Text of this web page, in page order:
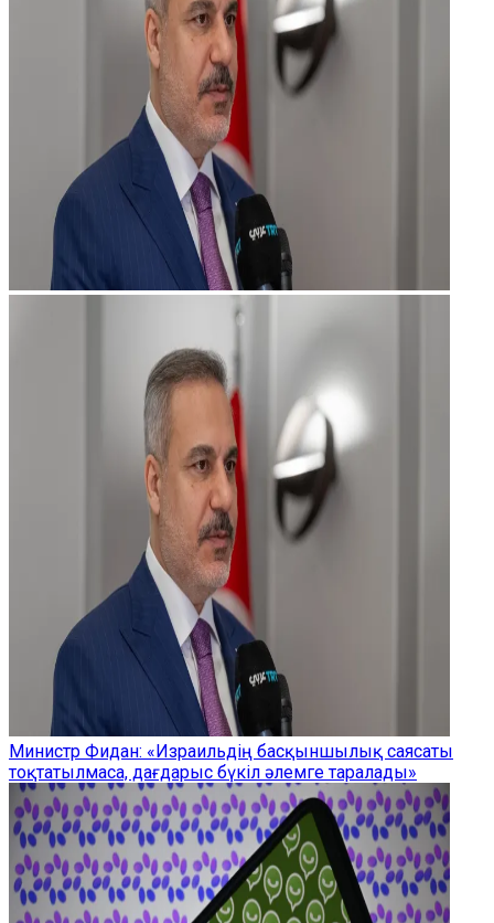
Министр Фидан: «Израильдің басқыншылық саясаты
тоқтатылмаса, дағдарыс бүкіл әлемге таралады»